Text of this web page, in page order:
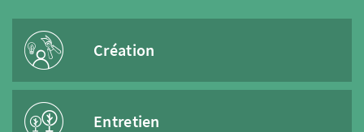
Création
Entretien